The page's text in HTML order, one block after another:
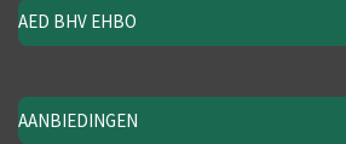
AED BHV EHBO
AANBIEDINGEN